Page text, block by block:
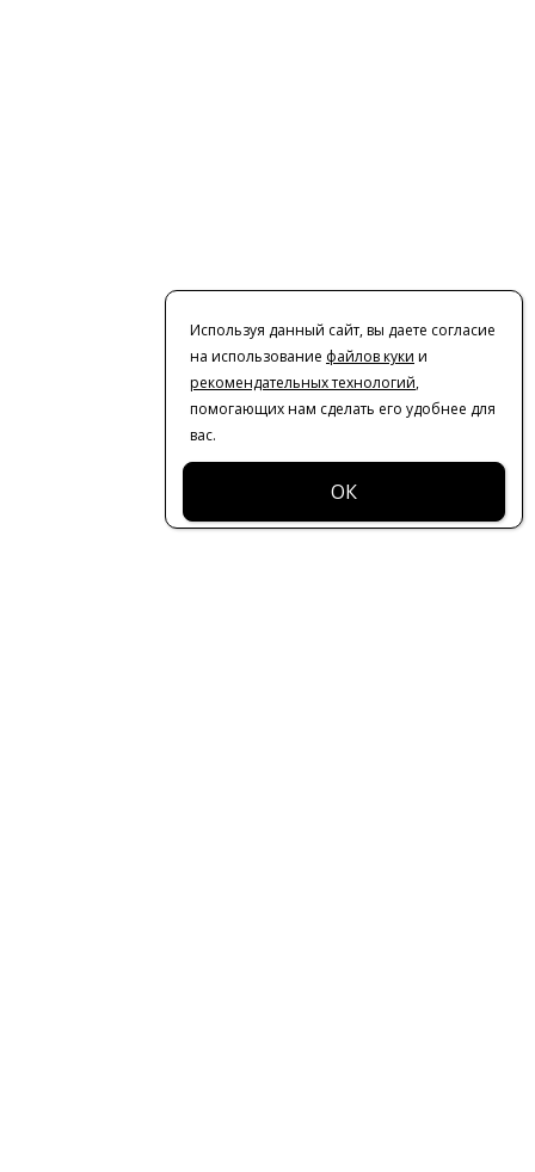
Используя данный сайт, вы даете согласие
на использование файлов куки и
рекомендательных технологий,
помогающих нам сделать его удобнее для
вас.